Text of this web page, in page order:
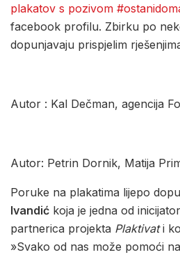
plakatov s pozivom
facebook profilu. Zbirku po
dopunjavaju prispjelim
Autor : Kal Dečman, agencija
Autor: Petrin Dornik, Matija
Poruke na plakatima lijepo
Ivandić koja je jedna od
partnerica projekta Plaktivati
»Svako od nas može pomoći